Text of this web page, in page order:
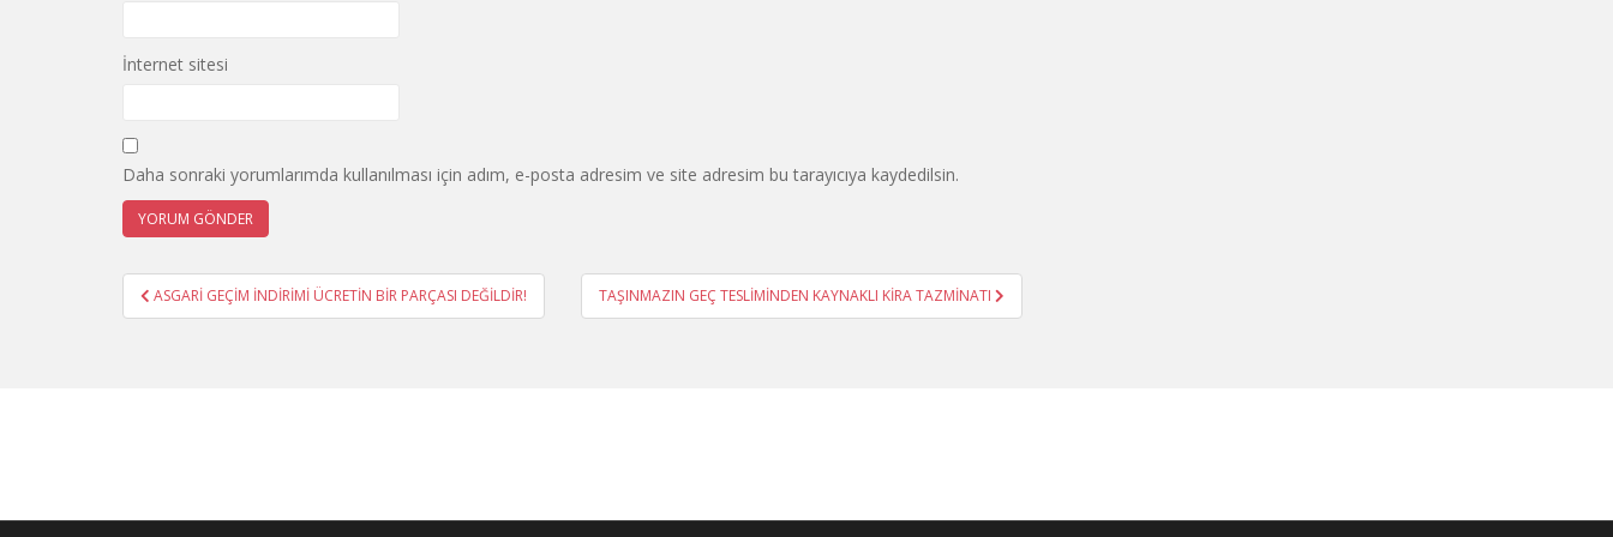
İnternet sitesi
Daha sonraki yorumlarımda kullanılması için adım, e-posta adresim ve site adresim bu tarayıcıya kaydedilsin.
Yazı
gezinmesi
ASGARİ GEÇİM İNDİRİMİ ÜCRETİN BİR PARÇASI DEĞİLDİR! TAŞINMAZIN GEÇ TESLİMİNDEN KAYNAKLI KİRA TAZMİNATI